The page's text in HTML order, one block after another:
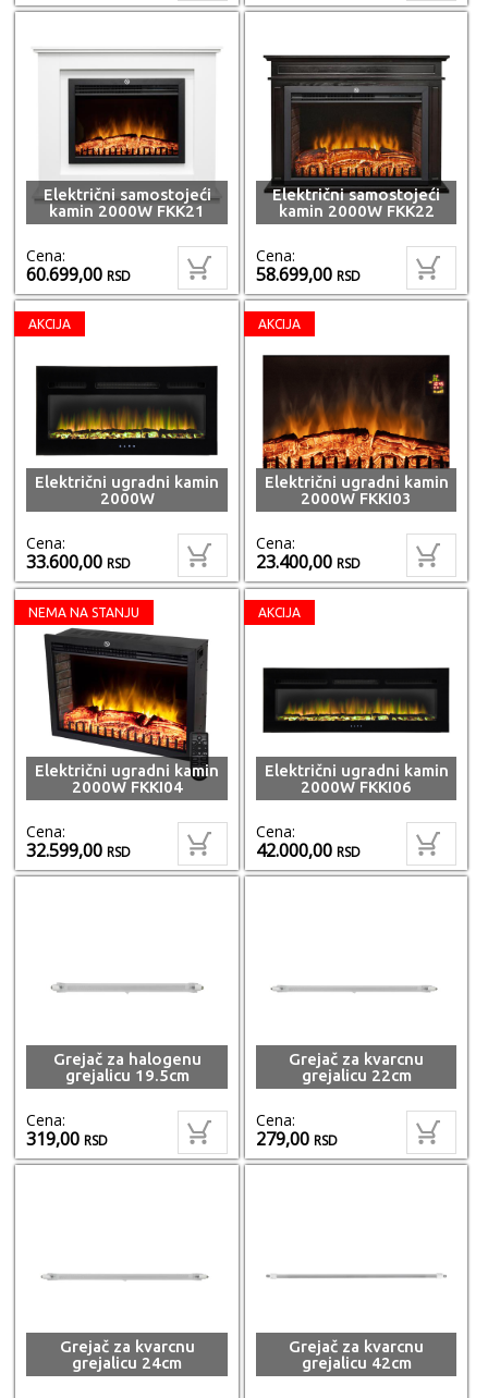
Električni samostojeći
kamin 2000W FKK21
Cena:
60.699,00RSD
Električni samostojeći
kamin 2000W FKK22
Cena:
58.699,00RSD
AKCIJA
Električni ugradni kamin
2000W
Cena:
33.600,00RSD
AKCIJA
Električni ugradni kamin
2000W FKKI03
Cena:
23.400,00RSD
NEMA NA STANJU
Električni ugradni kamin
2000W FKKI04
Cena:
32.599,00RSD
AKCIJA
Električni ugradni kamin
2000W FKKI06
Cena:
42.000,00RSD
Grejač za halogenu
grejalicu 19.5cm
Cena:
319,00RSD
Grejač za kvarcnu
grejalicu 22cm
Cena:
279,00RSD
Grejač za kvarcnu
grejalicu 24cm
Grejač za kvarcnu
grejalicu 42cm